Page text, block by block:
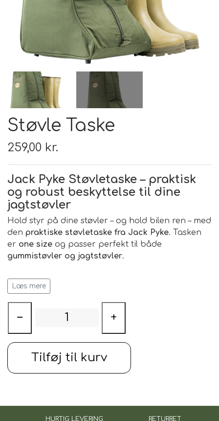
FODER & FODER
TILSKUD
PRÆMIER & GAVER
Støvle Taske
259,00 kr.
Jack Pyke Støvletaske – praktisk
og robust beskyttelse til dine
jagtstøvler
Hold styr på dine støvler – og hold bilen ren – med
den praktiske støvletaske fra Jack Pyke. Tasken
er one size og passer perfekt til både
gummistøvler og jagtstøvler.
kantransportere beskidte støvler uden at svine
støvler mod ridser og snavs under opbevaring
eller transport.
I perioder medfugleinfluenza
desuden en ekstra hygiejnisk fordel
adskille to sæt støvler:
Læs mere
− +
Tilføj til kurv
HURTIG LEVERING RETURRET